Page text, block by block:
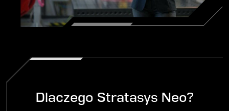
Dlaczego Stratasys Neo?